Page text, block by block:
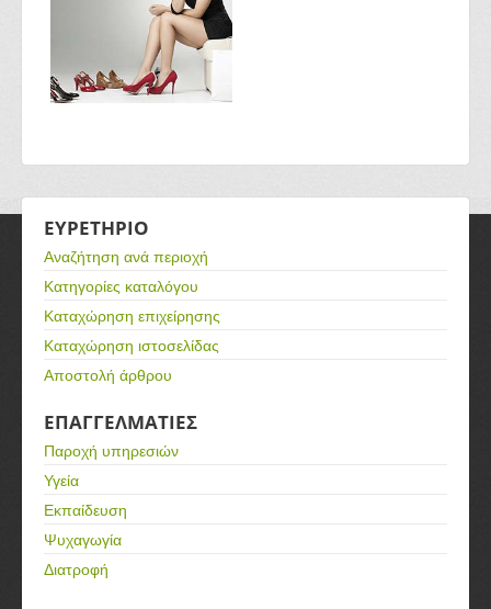
ΕΥΡΕΤΗΡΙΟ
Αναζήτηση ανά περιοχή
Κατηγορίες καταλόγου
Καταχώρηση επιχείρησης
Καταχώρηση ιστοσελίδας
Αποστολή άρθρου
ΕΠΑΓΓΕΛΜΑΤΙΕΣ
Παροχή υπηρεσιών
Υγεία
Εκπαίδευση
Ψυχαγωγία
Διατροφή